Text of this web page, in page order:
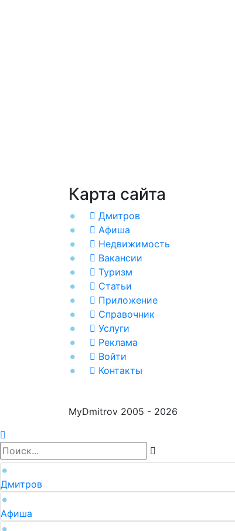
Карта сайта
Дмитров
Афиша
Недвижимость
Вакансии
Туризм
Статьи
Приложение
Справочник
Услуги
Реклама
Войти
Контакты
MyDmitrov 2005 - 2026
Дмитров
Афиша